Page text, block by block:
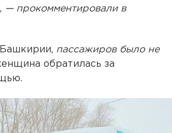
— прокомментировали в
пассажиров было не
обратилась за